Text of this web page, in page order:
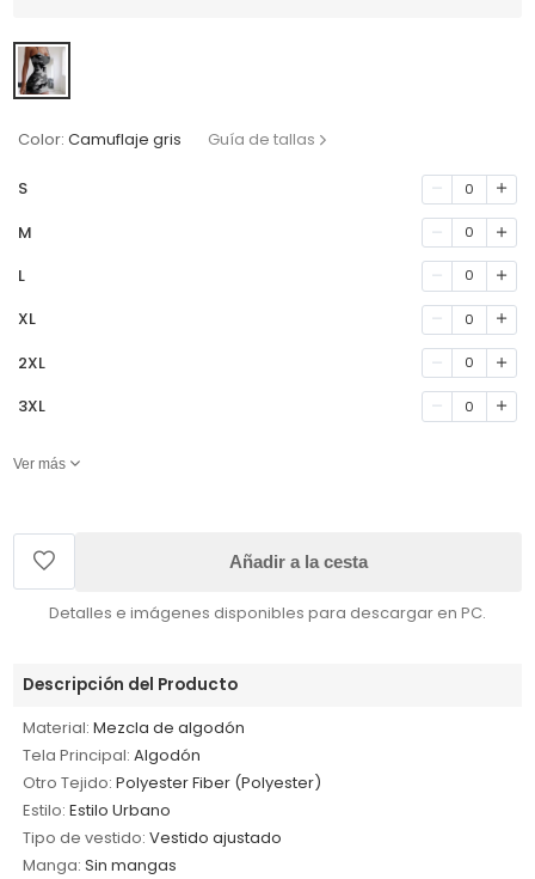
Color: Camuflaje gris Guía de tallas
S 0
M 0
L 0
XL 0
2XL 0
3XL 0
Ver más
Añadir a la cesta
Detalles e imágenes disponibles para descargar en PC.
Descripción del Producto
Material: Mezcla de algodón
Tela Principal: Algodón
Otro Tejido: Polyester Fiber (Polyester)
Estilo: Estilo Urbano
Tipo de vestido: Vestido ajustado
Manga: Sin mangas